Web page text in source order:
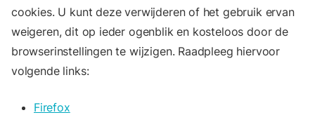
cookies. U kunt deze verwijderen of het gebruik ervan
weigeren, dit op ieder ogenblik en kosteloos door de
browserinstellingen te wijzigen. Raadpleeg hiervoor
volgende links:
Firefox